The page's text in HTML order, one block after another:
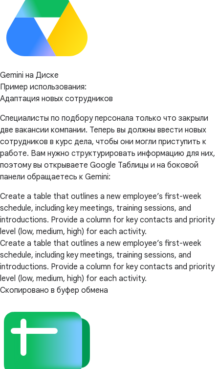
Gemini на Диске
Пример использования:
Адаптация новых сотрудников
Специалисты по подбору персонала только что закрыли
две вакансии компании. Теперь вы должны ввести новых
сотрудников в курс дела, чтобы они могли приступить к
работе. Вам нужно структурировать информацию для них,
поэтому вы открываете Google Таблицы и на боковой
панели обращаетесь к Gemini:
Create a table that outlines a new employee’s first-week
schedule, including key meetings, training sessions, and
introductions. Provide a column for key contacts and priority
level (low, medium, high) for each activity.
Create a table that outlines a new employee’s first-week
schedule, including key meetings, training sessions, and
introductions. Provide a column for key contacts and priority
level (low, medium, high) for each activity.
Скопировано в буфер обмена